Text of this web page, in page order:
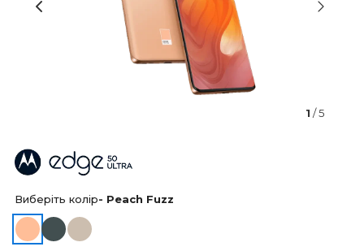
1 / 5
Виберіть колір- Peach Fuzz